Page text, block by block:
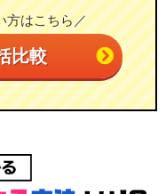
方はこちら／
比較